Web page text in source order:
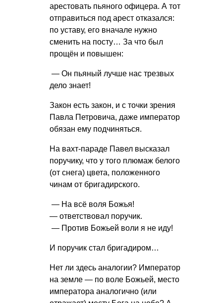
арестовать пьяного офицера. А тот
отправиться под арест отказался:
по уставу, его вначале нужно
сменить на посту… За что был
прощён и повышен:
— Он пьяный лучше нас трезвых
дело знает!
Закон есть закон, и с точки зрения
Павла Петровича, даже император
обязан ему подчиняться.
На вахт-параде Павел высказал
поручику, что у того плюмаж белого
(от снега) цвета, положенного
чинам от бригадирского.
— На всё воля Божья!
— ответствовал поручик.
— Против Божьей воли я не иду!
И поручик стал бригадиром…
Нет ли здесь аналогии? Император
на земле — по воле Божьей, место
императора аналогично (или